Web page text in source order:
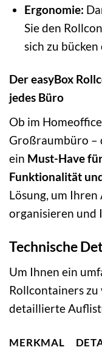
Ergonomie:
Sie den
sich zu bücken
Der easyBox
jedes Büro
Ob im
Großraumbüro –
ein Must-Have
Funktionalität
Lösung, um
organisieren und
Technische
Um Ihnen ein
Rollcontainers
detaillierte
MERKMAL